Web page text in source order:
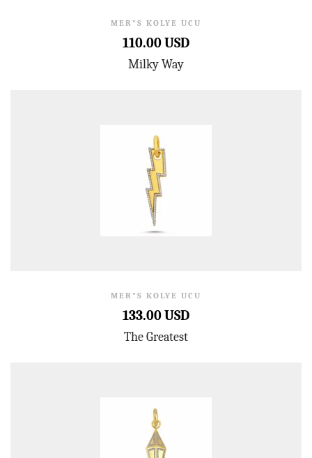
MER"S KOLYE UCU
110.00 USD
Milky Way
MER"S KOLYE UCU
133.00 USD
The Greatest